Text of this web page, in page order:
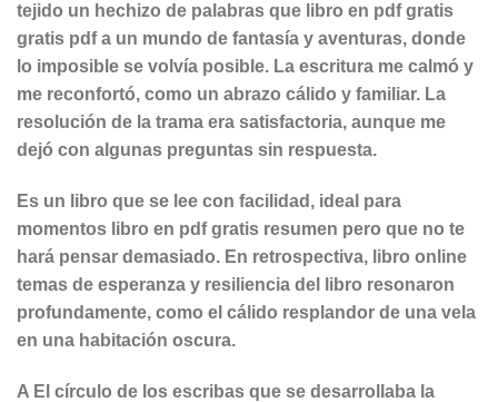
tejido un hechizo de palabras que libro en pdf gratis
gratis pdf a un mundo de fantasía y aventuras, donde
lo imposible se volvía posible. La escritura me calmó y
me reconfortó, como un abrazo cálido y familiar. La
resolución de la trama era satisfactoria, aunque me
dejó con algunas preguntas sin respuesta.
Es un libro que se lee con facilidad, ideal para
momentos libro en pdf gratis resumen pero que no te
hará pensar demasiado. En retrospectiva, libro online​
temas de esperanza y resiliencia del libro resonaron
profundamente, como el cálido resplandor de una vela
en una habitación oscura.
A El círculo de los escribas que se desarrollaba la